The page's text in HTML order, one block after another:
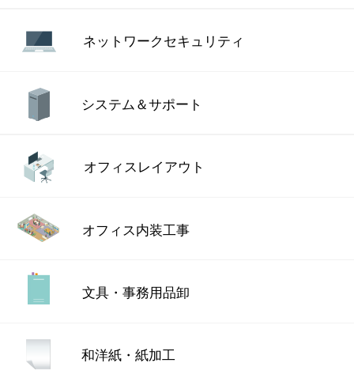
ネットワーク セキュリティ
システム＆サポート
オフィスレイアウト
オフィス内装工事
文具・事務用品卸
和洋紙・紙加工